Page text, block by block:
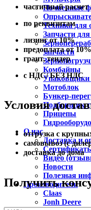
Почвенные
Техника для
Запчасти
запчасти
Комбайны
Упаковщики
Мотоблок
Бункер-
Подборщик
Прицепы
О нас
Доставка и
Видео
Новости
Полезная
Производители
Claas
Jonh Deere
частичный расчет
по реквизитам
лизинг от 10%
предоплата от 10%
грант, тендер
с НДС/ БЕЗ НДС
Условия
отгрузка с
самовывоз (с
доставка до дома
Получить